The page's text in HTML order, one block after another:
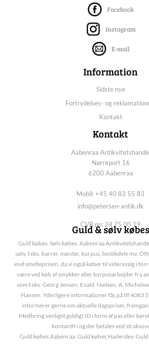
Facebook
Instagram
E-mail
Information
Sidste nye
Fortrydelses- og
Kontakt
Kontakt
Aabenraa
Nørreport 16
6200 Aabenraa
Mobil: +45 40 83 55 83
info@petersen-antik.dk
CVR no: 24 75 00 19
Guld & sølv købes
Guld købes. Sølv købes. Aabenraa
sølv, f.eks. barrer, mønter, korpus, bestikdele mv.
end smelteprisen, da vi også køber til videresalg i
være ved køb af smykker eller korpusarbejder fra
som f.eks. Georg Jensen, Evald. Nielsen, A.
Hansen. Yderligere informationer fås på tlf 4083
informerer gerne om aktuelle dagspriser,
Medbring venligst gyldigt ID i form af pas eller
kontantfri og der betales ved
Guld købes Aabenraa. Guld købes Haderslev.